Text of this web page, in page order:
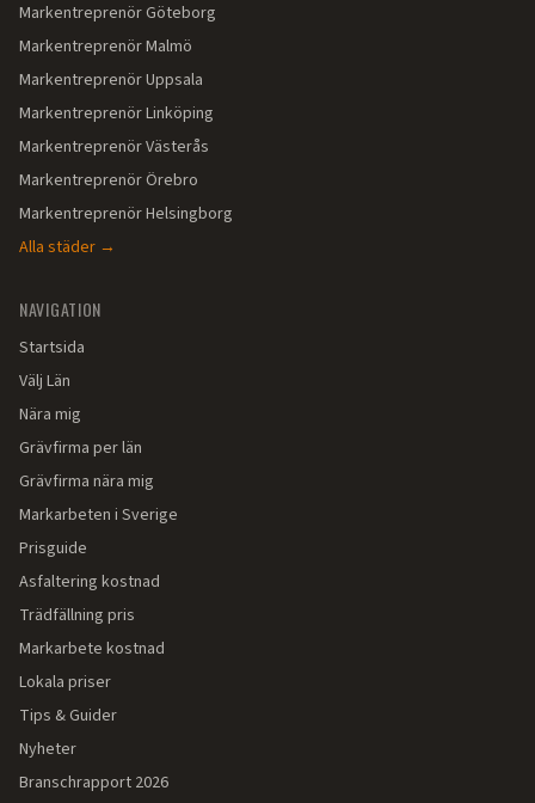
MarkentreprenörGöteborg
MarkentreprenörMalmö
MarkentreprenörUppsala
MarkentreprenörLinköping
MarkentreprenörVästerås
MarkentreprenörÖrebro
MarkentreprenörHelsingborg
Alla städer →
NAVIGATION
Startsida
Välj Län
Nära mig
Grävfirma per län
Grävfirma nära mig
Markarbeten i Sverige
Prisguide
Asfaltering kostnad
Trädfällning pris
Markarbete kostnad
Lokala priser
Tips & Guider
Nyheter
Branschrapport 2026